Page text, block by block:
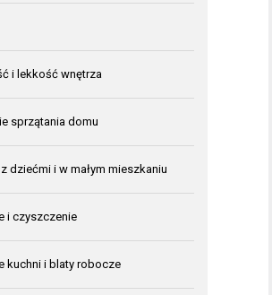
i lekkość wnętrza
sprzątania domu
dziećmi i w małym mieszkaniu
i czyszczenie
kuchni i blaty robocze